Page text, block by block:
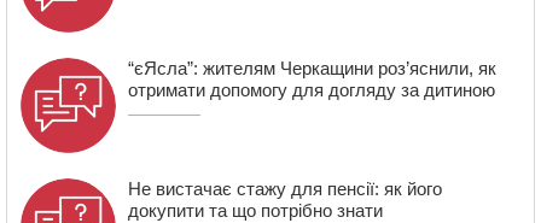
“єЯсла”: жителям Черкащини роз’яснили, як
отримати допомогу для догляду за дитиною
Не вистачає стажу для пенсії: як його
докупити та що потрібно знати